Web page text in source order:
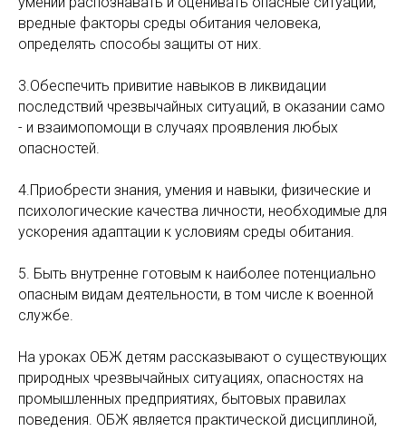
вредные факторы среды обитания человека,
определять способы защиты от них.
3.Обеспечить привитие навыков в ликвидации
последствий чрезвычайных ситуаций, в оказании само
- и взаимопомощи в случаях проявления любых
опасностей.
4.Приобрести знания, умения и навыки, физические и
психологические качества личности, необходимые для
ускорения адаптации к условиям среды обитания.
5. Быть внутренне готовым к наиболее потенциально
опасным видам деятельности, в том числе к военной
службе.
На уроках ОБЖ детям рассказывают о существующих
природных чрезвычайных ситуациях, опасностях на
промышленных предприятиях, бытовых правилах
поведения. ОБЖ является практической дисциплиной,